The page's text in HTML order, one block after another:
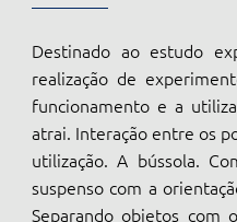
Destinado ao estudo
realização de
funcionamento e a
atrai. Interação entre os
utilização. A bússola.
suspenso com a
Separando objetos com